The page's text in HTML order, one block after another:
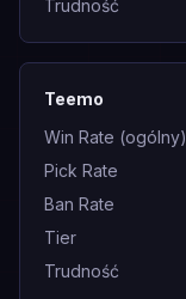
Trudność
Teemo
Win Rate (ogólny)
Pick Rate
Ban Rate
Tier
Trudność